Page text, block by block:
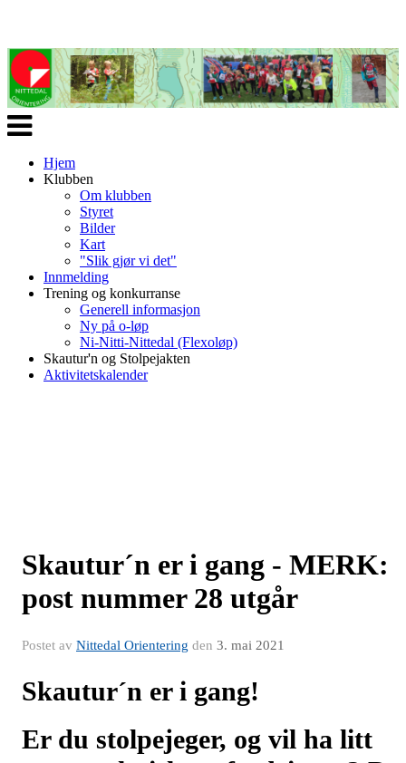
Veksle
navigasjon
Hjem
Klubben
Om klubben
Styret
Bilder
Kart
"Slik gjør vi det"
Innmelding
Trening og konkurranse
Generell informasjon
Ny på o-løp
Ni-Nitti-Nittedal (Flexoløp)
Skautur'n og Stolpejakten
Aktivitetskalender
Skautur´n er i gang - MERK:
post nummer 28 utgår
Postet av Nittedal Orientering den 3. mai 2021
Skautur´n er i gang!
Er du stolpejeger, og vil ha litt